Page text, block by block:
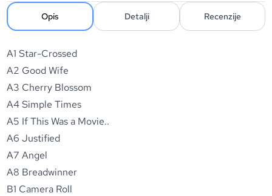
Opis Detalji Recenzije
A1 Star-Crossed
A2 Good Wife
A3 Cherry Blossom
A4 Simple Times
A5 If This Was a Movie..
A6 Justified
A7 Angel
A8 Breadwinner
B1 Camera Roll